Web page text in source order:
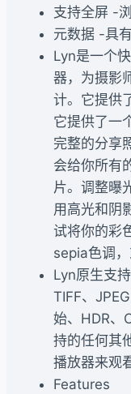
支持全屏 -
元数据 -具
Lyn是一个
器，为摄影
计。它提供
它提供了一
完整的分享
会给你所有
片。调整曝
用高光和阴
试将你的彩
sepia色调，
Lyn原生支
TIFF、
始、HDR、
持的任何其
播放器来观
Features